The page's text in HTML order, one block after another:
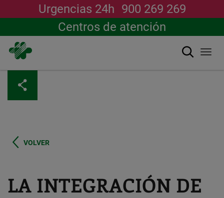
contenido
principal
Urgencias 24h 900 269 269
Centros de atención
Buscar
VOLVER
LA INTEGRACIÓN DE